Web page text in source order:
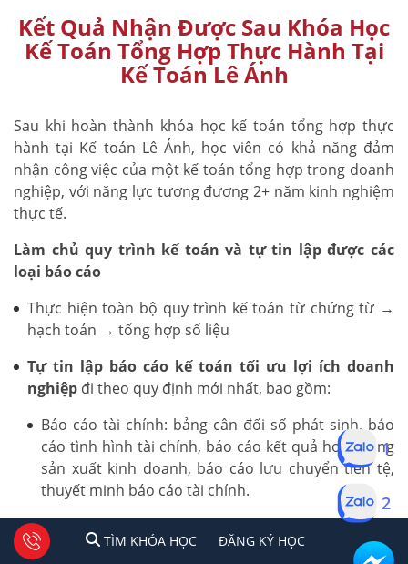
Kết Quả Nhận Được Sau Khóa Học
Kế Toán Tổng Hợp Thực Hành Tại
Kế Toán Lê Ánh
Sau khi hoàn thành khóa học kế toán tổng hợp thực
hành tại Kế toán Lê Ánh, học viên có khả năng đảm
nhận công việc của một kế toán tổng hợp trong doanh
nghiệp, với năng lực tương đương 2+ năm kinh nghiệm
thực tế.
Làm chủ quy trình kế toán và tự tin lập được các
loại báo cáo
Thực hiện toàn bộ quy trình kế toán từ chứng từ →
hạch toán → tổng hợp số liệu
Tự tin lập báo cáo kế toán tối ưu lợi ích doanh
nghiệp đi theo quy định mới nhất, bao gồm:
Báo cáo tài chính: bảng cân đối số phát sinh, báo
cáo tình hình tài chính, báo cáo kết quả hoạt động
sản xuất kinh doanh, báo cáo lưu chuyển tiền tệ,
thuyết minh báo cáo tài chính.
Báo cáo thuế: Tờ khai thuế GTGT, TNCN, TNDN
theo quy định hiện hành
TÌM KHÓA HỌC ĐĂNG KÍ HỌC
1 2 Tư vấn facebook
TÌM KHÓA HỌC ĐĂNG KÝ HỌC
1
2